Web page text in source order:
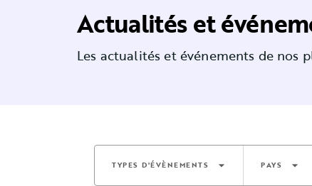
Actualités et
Les actualités et événements de nos
TYPES D'ÉVÈNEMENTS arrow_drop_down PAYS arrow_drop_down